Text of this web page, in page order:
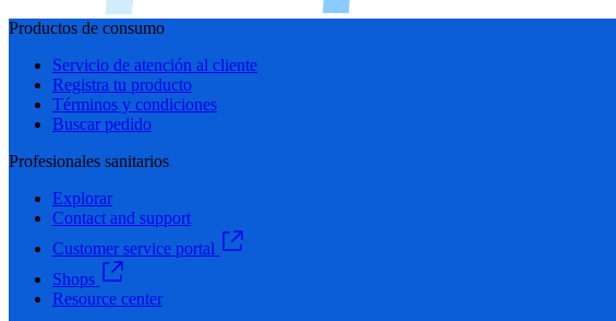
Productos de consumo
Servicio de atención al cliente
Registra tu producto
Términos y condiciones
Buscar pedido
Profesionales sanitarios
Explorar
Contact and support
Customer service portal
Shops
Resource center